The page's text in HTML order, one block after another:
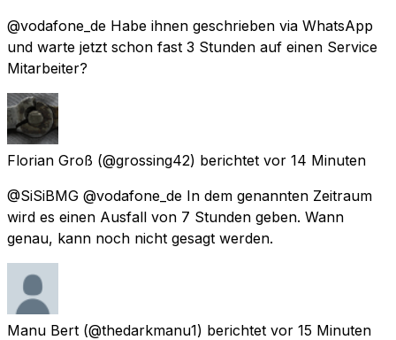
@vodafone_de Habe ihnen geschrieben via WhatsApp
und warte jetzt schon fast 3 Stunden auf einen Service
Mitarbeiter?
Florian Groß (@grossing42) berichtet vor 14 Minuten
@SiSiBMG @vodafone_de In dem genannten Zeitraum
wird es einen Ausfall von 7 Stunden geben. Wann
genau, kann noch nicht gesagt werden.
Manu Bert (@thedarkmanu1) berichtet vor 15 Minuten